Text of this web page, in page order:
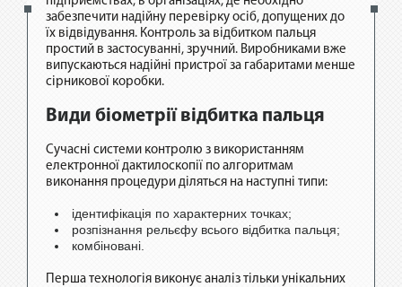
забезпечити надійну перевірку осіб, допущених до
їх відвідування. Контроль за відбитком пальця
простий в застосуванні, зручний. Виробниками вже
випускаються надійні пристрої за габаритами менше
сірникової коробки.
Види біометрії відбитка пальця
Сучасні системи контролю з використанням
електронної дактилоскопії по алгоритмам
виконання процедури діляться на наступні типи:
ідентифікація по характерних точках;
розпізнання рельєфу всього відбитка пальця;
комбіновані.
Перша технологія виконує аналіз тільки унікальних